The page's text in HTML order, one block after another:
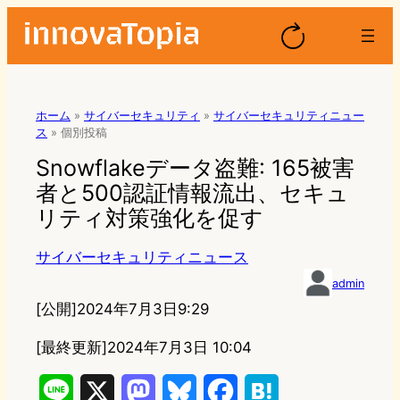
ホーム » サイバーセキュリティ » サイバーセキュリティニュー
ス » 個別投稿
Snowflakeデータ盗難: 165被害
者と500認証情報流出、セキュ
リティ対策強化を促す
サイバーセキュリティニュース
admin
[公開]2024年7月3日9:29
[最終更新]2024年7月3日 10:04